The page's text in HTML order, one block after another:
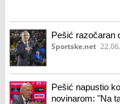
Pešić razočaran
Sportske.net
Pešić napustio
novinarom: "Na